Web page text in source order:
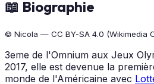
📖 Biographie
© Nicola — CC BY-SA 4.0 (Wikimedia
3eme de l'Omnium aux Jeux
2017, elle est devenue la
monde de l'Américaine avec